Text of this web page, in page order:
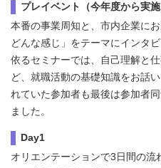
プレイベント（今年度から実施
本番の事業周知と、市内企業に
どんな感じ」をテーマにインタ
依るセミナーでは、自己理解と
ど、就職活動の基礎知識をお話
れていた参加者も最後は参加者
ました。
Day1
オリエンテーションで3日間の